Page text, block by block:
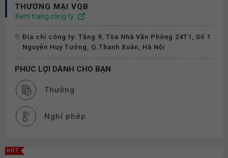
THƯƠNG MẠI VQB
Xem trang công ty
Địa chỉ công ty: Tầng 9, Tòa Nhà Văn Phòng 24T1, Số 1
Nguyễn Huy Tưởng, Q.Thanh Xuân, Hà Nội
PHÚC LỢI DÀNH CHO BẠN
Thưởng
Nghỉ phép
HOT